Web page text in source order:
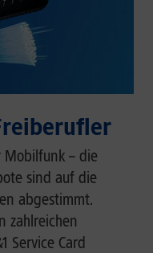
Mobilfunk – die
sind auf die
abgestimmt.
zahlreichen
Service Card